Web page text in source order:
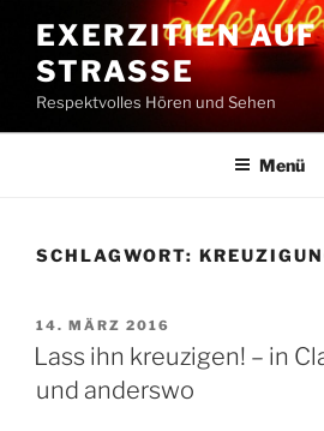
Inhalt
springen
EXERZITIEN AUF
STRASSE
Respektvolles Hören und Sehen
Menü
SCHLAGWORT:
VERÖFFENTLICHT
AM
14. MÄRZ 2016
Lass ihn kreuzigen! – in
und anderswo